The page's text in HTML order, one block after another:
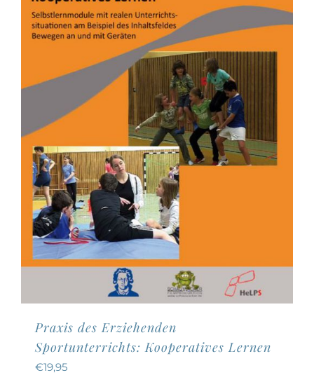
Praxis des Erziehenden
Sportunterrichts: Kooperatives Lernen
€19,95